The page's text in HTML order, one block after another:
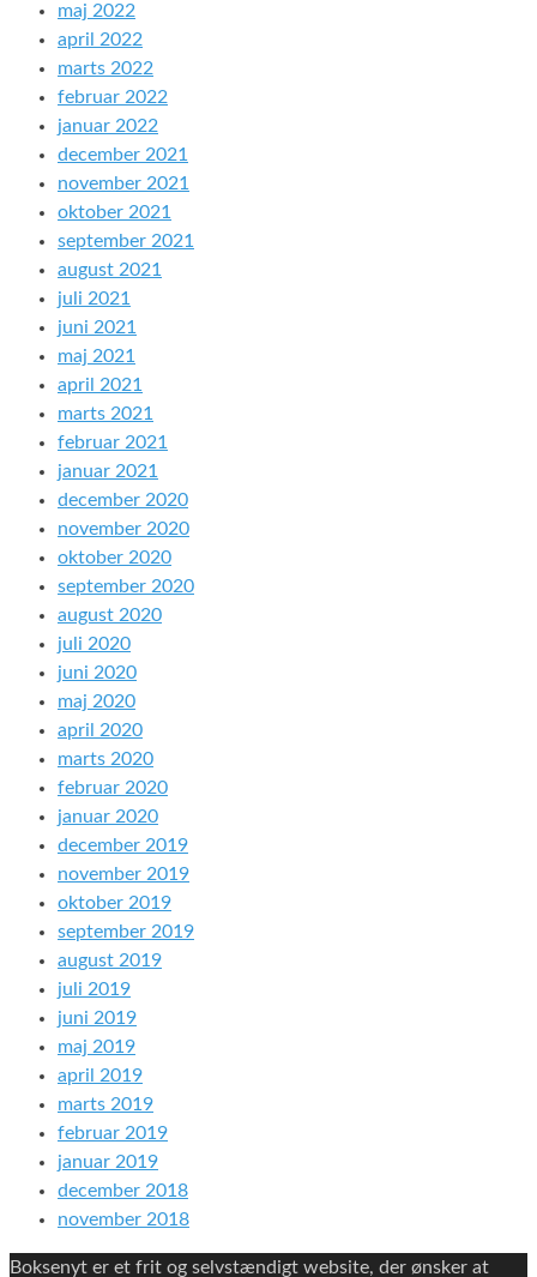
maj 2022
april 2022
marts 2022
februar 2022
januar 2022
december 2021
november 2021
oktober 2021
september 2021
august 2021
juli 2021
juni 2021
maj 2021
april 2021
marts 2021
februar 2021
januar 2021
december 2020
november 2020
oktober 2020
september 2020
august 2020
juli 2020
juni 2020
maj 2020
april 2020
marts 2020
februar 2020
januar 2020
december 2019
november 2019
oktober 2019
september 2019
august 2019
juli 2019
juni 2019
maj 2019
april 2019
marts 2019
februar 2019
januar 2019
december 2018
november 2018
Boksenyt er et frit og selvstændigt website, der ønsker at